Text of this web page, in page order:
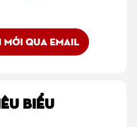
BIỂU